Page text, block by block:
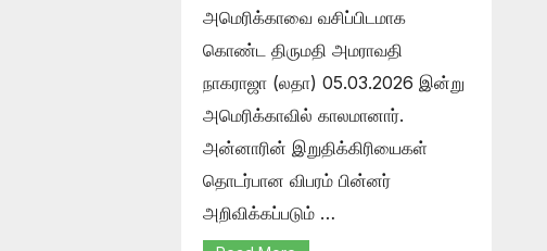
அமெரிக்காவை வசிப்பிடமாக
கொண்ட திருமதி அமராவதி
நாகராஜா (லதா) 05.03.2026 இன்று
அமெரிக்காவில் காலமானார்.
அன்னாரின் இறுதிக்கிரியைகள்
தொடர்பான விபரம் பின்னர்
அறிவிக்கப்படும் …